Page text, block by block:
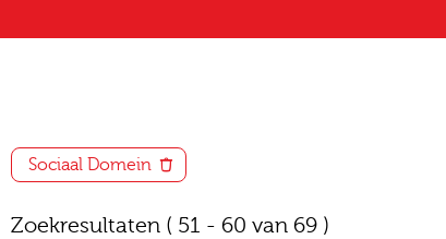
Sociaal Domein
Zoekresultaten ( 51 - 60 van 69 )